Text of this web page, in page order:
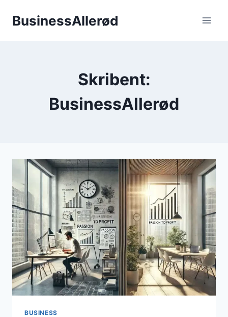
BusinessAllerød
Skribent:
BusinessAllerød
BUSINESS